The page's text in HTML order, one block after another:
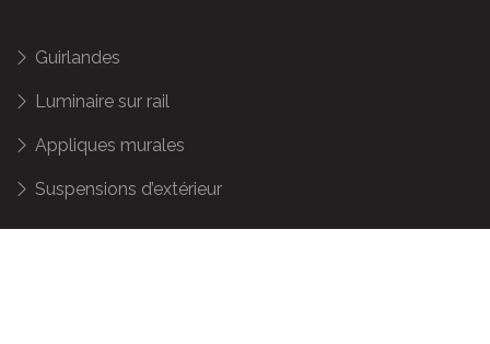
Guirlandes
Luminaire sur rail
Appliques murales
Suspensions d’extérieur